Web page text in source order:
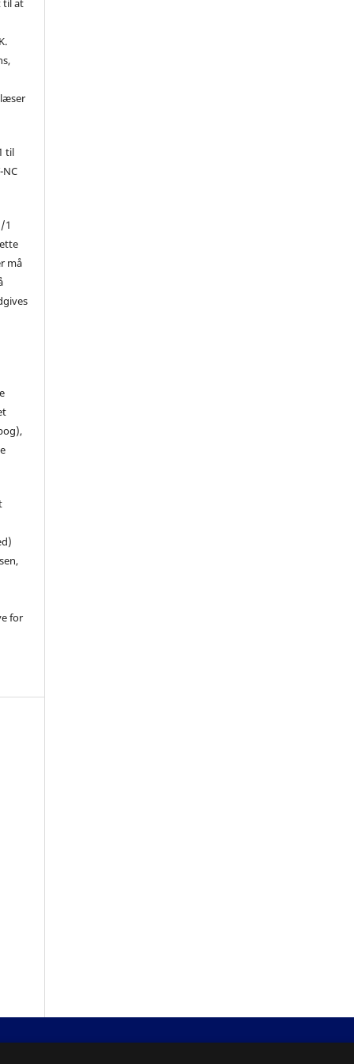
til
NC
1
må
for